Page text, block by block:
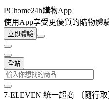
PChome24h購物App
使用App享受更優質的購物體
立即體驗
全站
7-ELEVEN 統一超商 〔隨行